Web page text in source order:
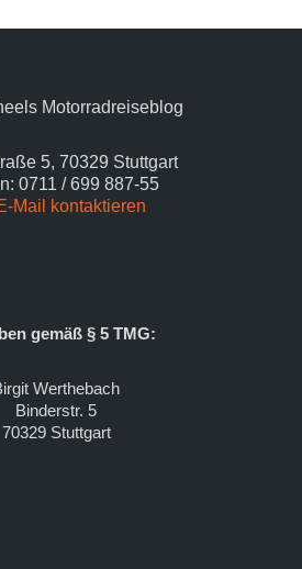
Motorradreiseblog
5, 70329 Stuttgart
0711 / 699 887-55
Mail kontaktieren
gemäß § 5 TMG:
Werthebach
Binderstr. 5
70329 Stuttgart